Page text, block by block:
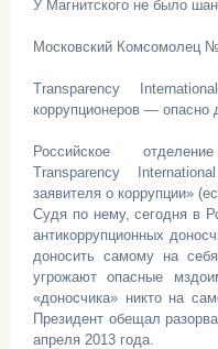
У Магнитского не было
Московский Комсомолец
Transparency
коррупционеров — опасно
Российское
Transparency
заявителя о коррупции»
Судя по нему, сегодня в
антикоррупционных
доносить самому на
угрожают опасные
«доносчика» никто на
Президент обещал
апреля 2013 года.